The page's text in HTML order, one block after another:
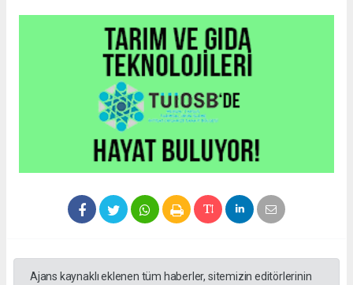
Ajans kaynaklı eklenen tüm haberler, sitemizin editörlerinin